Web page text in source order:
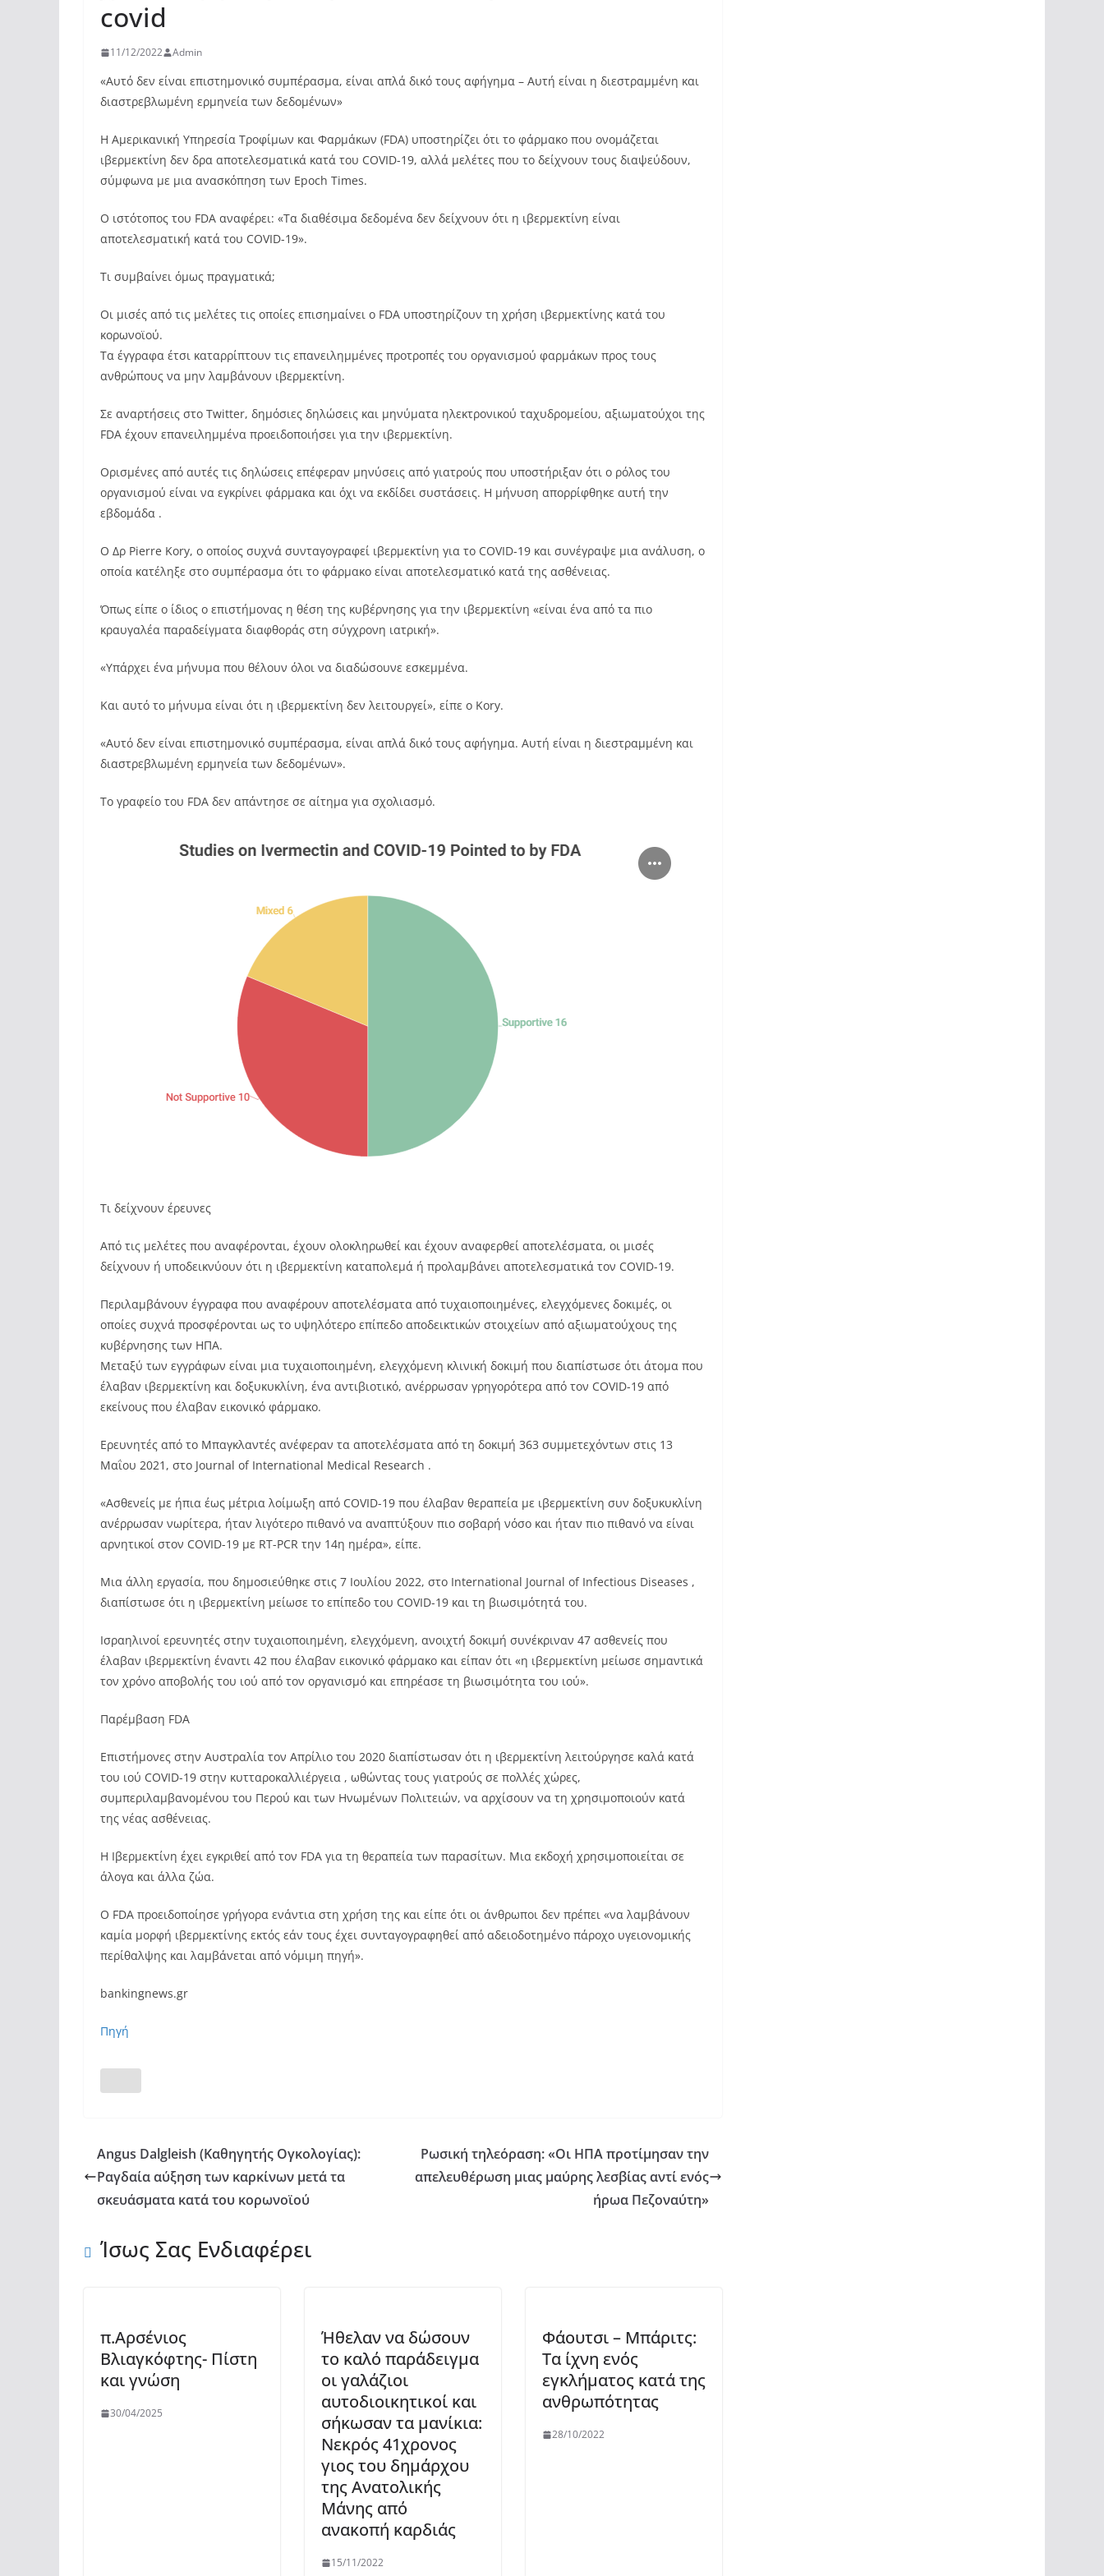
covid
11/12/2022 Admin
«Αυτό δεν είναι επιστημονικό συμπέρασμα, είναι απλά δικό τους αφήγημα – Αυτή είναι η διεστραμμένη και
διαστρεβλωμένη ερμηνεία των δεδομένων»
Η Αμερικανική Υπηρεσία Τροφίμων και Φαρμάκων (FDA) υποστηρίζει ότι το φάρμακο που ονομάζεται
ιβερμεκτίνη δεν δρα αποτελεσματικά κατά του COVID-19, αλλά μελέτες που το δείχνουν τους διαψεύδουν,
σύμφωνα με μια ανασκόπηση των Epoch Times.
Ο ιστότοπος του FDA αναφέρει: «Τα διαθέσιμα δεδομένα δεν δείχνουν ότι η ιβερμεκτίνη είναι
αποτελεσματική κατά του COVID-19».
Τι συμβαίνει όμως πραγματικά;
Οι μισές από τις μελέτες τις οποίες επισημαίνει ο FDA υποστηρίζουν τη χρήση ιβερμεκτίνης κατά του
κορωνοϊού.
Τα έγγραφα έτσι καταρρίπτουν τις επανειλημμένες προτροπές του οργανισμού φαρμάκων προς τους
ανθρώπους να μην λαμβάνουν ιβερμεκτίνη.
Σε αναρτήσεις στο Twitter, δημόσιες δηλώσεις και μηνύματα ηλεκτρονικού ταχυδρομείου, αξιωματούχοι της
FDA έχουν επανειλημμένα προειδοποιήσει για την ιβερμεκτίνη.
Ορισμένες από αυτές τις δηλώσεις επέφεραν μηνύσεις από γιατρούς που υποστήριξαν ότι ο ρόλος του
οργανισμού είναι να εγκρίνει φάρμακα και όχι να εκδίδει συστάσεις. Η μήνυση απορρίφθηκε αυτή την
εβδομάδα .
Ο Δρ Pierre Kory, ο οποίος συχνά συνταγογραφεί ιβερμεκτίνη για το COVID-19 και συνέγραψε μια ανάλυση, ο
οποία κατέληξε στο συμπέρασμα ότι το φάρμακο είναι αποτελεσματικό κατά της ασθένειας.
Όπως είπε ο ίδιος ο επιστήμονας η θέση της κυβέρνησης για την ιβερμεκτίνη «είναι ένα από τα πιο
κραυγαλέα παραδείγματα διαφθοράς στη σύγχρονη ιατρική».
«Υπάρχει ένα μήνυμα που θέλουν όλοι να διαδώσουνε εσκεμμένα.
Και αυτό το μήνυμα είναι ότι η ιβερμεκτίνη δεν λειτουργεί», είπε ο Kory.
«Αυτό δεν είναι επιστημονικό συμπέρασμα, είναι απλά δικό τους αφήγημα. Αυτή είναι η διεστραμμένη και
διαστρεβλωμένη ερμηνεία των δεδομένων».
Το γραφείο του FDA δεν απάντησε σε αίτημα για σχολιασμό.
Τι δείχνουν έρευνες
Από τις μελέτες που αναφέρονται, έχουν ολοκληρωθεί και έχουν αναφερθεί αποτελέσματα, οι μισές
δείχνουν ή υποδεικνύουν ότι η ιβερμεκτίνη καταπολεμά ή προλαμβάνει αποτελεσματικά τον COVID-19.
Περιλαμβάνουν έγγραφα που αναφέρουν αποτελέσματα από τυχαιοποιημένες, ελεγχόμενες δοκιμές, οι
οποίες συχνά προσφέρονται ως το υψηλότερο επίπεδο αποδεικτικών στοιχείων από αξιωματούχους της
κυβέρνησης των ΗΠΑ.
Μεταξύ των εγγράφων είναι μια τυχαιοποιημένη, ελεγχόμενη κλινική δοκιμή που διαπίστωσε ότι άτομα που
έλαβαν ιβερμεκτίνη και δοξυκυκλίνη, ένα αντιβιοτικό, ανέρρωσαν γρηγορότερα από τον COVID-19 από
εκείνους που έλαβαν εικονικό φάρμακο.
Ερευνητές από το Μπαγκλαντές ανέφεραν τα αποτελέσματα από τη δοκιμή 363 συμμετεχόντων στις 13
Μαΐου 2021, στο Journal of International Medical Research .
«Ασθενείς με ήπια έως μέτρια λοίμωξη από COVID-19 που έλαβαν θεραπεία με ιβερμεκτίνη συν δοξυκυκλίνη
ανέρρωσαν νωρίτερα, ήταν λιγότερο πιθανό να αναπτύξουν πιο σοβαρή νόσο και ήταν πιο πιθανό να είναι
αρνητικοί στον COVID-19 με RT-PCR την 14η ημέρα», είπε.
Μια άλλη εργασία, που δημοσιεύθηκε στις 7 Ιουλίου 2022, στο International Journal of Infectious Diseases ,
διαπίστωσε ότι η ιβερμεκτίνη μείωσε το επίπεδο του COVID-19 και τη βιωσιμότητά του.
Ισραηλινοί ερευνητές στην τυχαιοποιημένη, ελεγχόμενη, ανοιχτή δοκιμή συνέκριναν 47 ασθενείς που
έλαβαν ιβερμεκτίνη έναντι 42 που έλαβαν εικονικό φάρμακο και είπαν ότι «η ιβερμεκτίνη μείωσε σημαντικά
τον χρόνο αποβολής του ιού από τον οργανισμό και επηρέασε τη βιωσιμότητα του ιού».
Παρέμβαση FDA
Επιστήμονες στην Αυστραλία τον Απρίλιο του 2020 διαπίστωσαν ότι η ιβερμεκτίνη λειτούργησε καλά κατά
του ιού COVID-19 στην κυτταροκαλλιέργεια , ωθώντας τους γιατρούς σε πολλές χώρες,
συμπεριλαμβανομένου του Περού και των Ηνωμένων Πολιτειών, να αρχίσουν να τη χρησιμοποιούν κατά
της νέας ασθένειας.
Η Ιβερμεκτίνη έχει εγκριθεί από τον FDA για τη θεραπεία των παρασίτων. Μια εκδοχή χρησιμοποιείται σε
άλογα και άλλα ζώα.
Ο FDA προειδοποίησε γρήγορα ενάντια στη χρήση της και είπε ότι οι άνθρωποι δεν πρέπει «να λαμβάνουν
καμία μορφή ιβερμεκτίνης εκτός εάν τους έχει συνταγογραφηθεί από αδειοδοτημένο πάροχο υγειονομικής
περίθαλψης και λαμβάνεται από νόμιμη πηγή».
bankingnews.gr
Πηγή
Angus Dalgleish (Καθηγητής Ογκολογίας):
Ραγδαία αύξηση των καρκίνων μετά τα
σκευάσματα κατά του κορωνοϊού
Ρωσική τηλεόραση: «Οι ΗΠΑ προτίμησαν την
απελευθέρωση μιας μαύρης λεσβίας αντί ενός
ήρωα Πεζοναύτη»
Ίσως Σας Ενδιαφέρει
π.Αρσένιος
Βλιαγκόφτης- Πίστη
και γνώση
30/04/2025
Ήθελαν να δώσουν
το καλό παράδειγμα
οι γαλάζιοι
αυτοδιοικητικοί και
σήκωσαν τα μανίκια:
Νεκρός 41χρονος
γιος του δημάρχου
της Ανατολικής
Μάνης από
ανακοπή καρδιάς
15/11/2022
Φάουτσι – Μπάριτς:
Τα ίχνη ενός
εγκλήματος κατά της
ανθρωπότητας
28/10/2022